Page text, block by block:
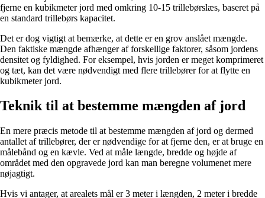
fjerne en kubikmeter jord med omkring 10-15 trillebørslæs, baseret på
en standard trillebørs kapacitet.
Det er dog vigtigt at bemærke, at dette er en grov anslået mængde.
Den faktiske mængde afhænger af forskellige faktorer, såsom jordens
densitet og fyldighed. For eksempel, hvis jorden er meget komprimeret
og tæt, kan det være nødvendigt med flere trillebører for at flytte en
kubikmeter jord.
Teknik til at bestemme mængden af jord
En mere præcis metode til at bestemme mængden af jord og dermed
antallet af trillebører, der er nødvendige for at fjerne den, er at bruge en
målebånd og en kævle. Ved at måle længde, bredde og højde af
området med den opgravede jord kan man beregne volumenet mere
nøjagtigt.
Hvis vi antager, at arealets mål er 3 meter i længden, 2 meter i bredde